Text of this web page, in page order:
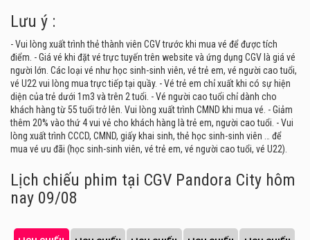
Phú và Tân Bình. Sự kết hợp giữa
những thương hiệu mua sắm và ẩm thực tại
Citysẽ mang đến cho cộng đồng sự tiện lợi khi cùng
khám phá những giá trị và trải nghiệm giải trí thú vị.
Lưu ý :
- Vui lòng xuất trình thẻ thành viên CGV trước khi mua vé để được tích
điểm. - Giá vé khi đặt vé trực tuyến trên website và ứng dụng CGV là giá vé
người lớn. Các loại vé như học sinh-sinh viên, vé trẻ em, vé người cao tuổi,
vé U22 vui lòng mua trực tiếp tại quầy. - Vé trẻ em chỉ xuất khi có sự hiện
diện của trẻ dưới 1m3 và trên 2 tuổi. - Vé người cao tuổi chỉ dành cho
khách hàng từ 55 tuổi trở lên. Vui lòng xuất trình CMND khi mua vé. - Giảm
thêm 20% vào thứ 4 vui vẻ cho khách hàng là trẻ em, người cao tuổi. - Vui
lòng xuất trình CCCD, CMND, giấy khai sinh, thẻ học sinh-sinh viên … để
mua vé ưu đãi (học sinh-sinh viên, vé trẻ em, vé người cao tuổi, vé U22).
Lịch chiếu phim tại CGV Pandora City hôm
nay 09/08